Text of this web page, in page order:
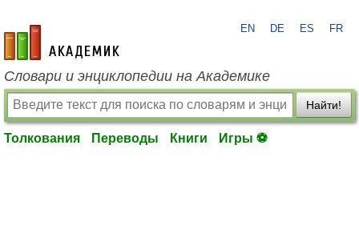
academic.ru
EN DE ES FR
Словари и энциклопедии на Академике
Найти!
Толкования Переводы Книги Игры ⚽